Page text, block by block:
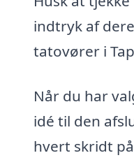
indtryk af
tatovører i
Når du har
idé til den
hvert skridt